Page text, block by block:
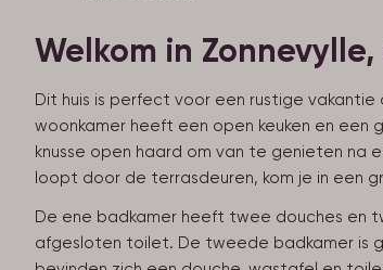
Welkom in
Dit huis is perfect voor een rustige
woonkamer heeft een open keuken en een
knusse open haard om van te genieten na
loopt door de terrasdeuren, kom je in een
De ene badkamer heeft twee douches en
afgesloten toilet. De tweede badkamer is